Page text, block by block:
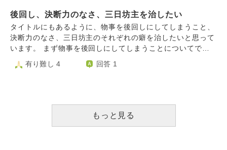
後回し、決断力のなさ、三日坊主を治したい
タイトルにもあるように、物事を後回しにしてしまうこと、
決断力のなさ、三日坊主のそれぞれの癖を治したいと思って
います。 まず物事を後回しにしてしまうことについてで
す。私が最も問題だと思っているのが"やらなければいけな
いこと"を後回しにしてしまうことです。例えば、提出しな
から逃げてしまう癖を治したいです。 次に決断力のなさに
有り難し 4 回答 1
もっと見る